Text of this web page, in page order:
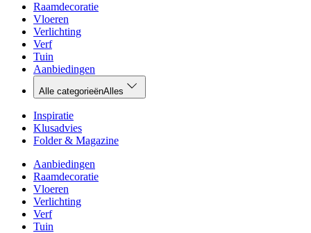
Raamdecoratie
Vloeren
Verlichting
Verf
Tuin
Aanbiedingen
Alle categorieënAlles
Inspiratie
Klusadvies
Folder & Magazine
Aanbiedingen
Raamdecoratie
Vloeren
Verlichting
Verf
Tuin